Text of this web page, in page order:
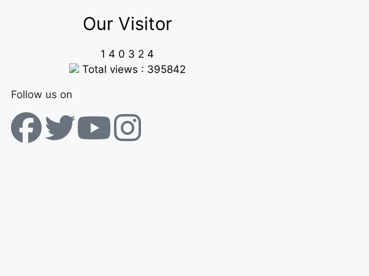
Our Visitor
1 4 0 3 2 4
Total views : 395842
Follow us on